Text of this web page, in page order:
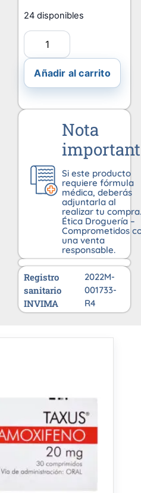
24 disponibles
Añadir al carrito
Nota
Si este producto
requiere fórmula
médica, deberás
adjuntarla al
realizar tu compra.
Ética Droguería –
Comprometidos
una venta
responsable.
Registro
sanitario
INVIMA
2022M-
001733-
R4